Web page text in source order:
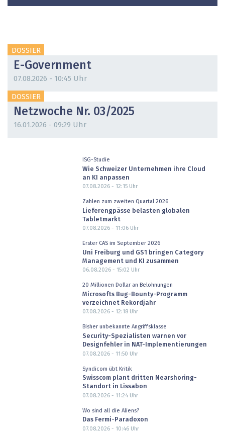
DOSSIER
E-Government
07.08.2026 - 10:45 Uhr
DOSSIER
Netzwoche Nr. 03/2025
16.01.2026 - 09:29 Uhr
ISG-Studie
Wie Schweizer Unternehmen ihre Cloud
an KI anpassen
07.08.2026 - 12:15Uhr
Zahlen zum zweiten Quartal 2026
Lieferengpässe belasten globalen
Tabletmarkt
07.08.2026 - 11:06Uhr
Erster CAS im September 2026
Uni Freiburg und GS1 bringen Category
Management und KI zusammen
06.08.2026 - 15:02 Uhr
20 Millionen Dollar an Belohnungen
Microsofts Bug-Bounty-Programm
verzeichnet Rekordjahr
07.08.2026 - 12:18Uhr
Bisher unbekannte Angriffsklasse
Security-Spezialisten warnen vor
Designfehler in NAT-Implementierungen
07.08.2026 - 11:50 Uhr
Syndicom übt Kritik
Swisscom plant dritten Nearshoring-
Standort in Lissabon
07.08.2026 - 11:24Uhr
Wo sind all die Aliens?
Das Fermi-Paradoxon
07.08.2026 - 10:46Uhr